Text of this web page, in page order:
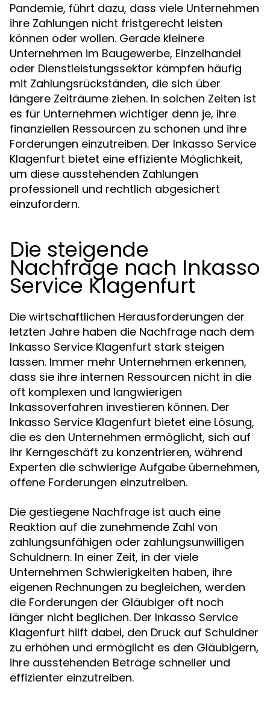
Pandemie, führt dazu, dass viele Unternehmen
ihre Zahlungen nicht fristgerecht leisten
können oder wollen. Gerade kleinere
Unternehmen im Baugewerbe, Einzelhandel
oder Dienstleistungssektor kämpfen häufig
mit Zahlungsrückständen, die sich über
längere Zeiträume ziehen. In solchen Zeiten ist
es für Unternehmen wichtiger denn je, ihre
finanziellen Ressourcen zu schonen und ihre
Forderungen einzutreiben. Der Inkasso Service
Klagenfurt bietet eine effiziente Möglichkeit,
um diese ausstehenden Zahlungen
professionell und rechtlich abgesichert
einzufordern.
Die steigende
Nachfrage nach Inkasso
Service Klagenfurt
Die wirtschaftlichen Herausforderungen der
letzten Jahre haben die Nachfrage nach dem
Inkasso Service Klagenfurt stark steigen
lassen. Immer mehr Unternehmen erkennen,
dass sie ihre internen Ressourcen nicht in die
oft komplexen und langwierigen
Inkassoverfahren investieren können. Der
Inkasso Service Klagenfurt bietet eine Lösung,
die es den Unternehmen ermöglicht, sich auf
ihr Kerngeschäft zu konzentrieren, während
Experten die schwierige Aufgabe übernehmen,
offene Forderungen einzutreiben.
Die gestiegene Nachfrage ist auch eine
Reaktion auf die zunehmende Zahl von
zahlungsunfähigen oder zahlungsunwilligen
Schuldnern. In einer Zeit, in der viele
Unternehmen Schwierigkeiten haben, ihre
eigenen Rechnungen zu begleichen, werden
die Forderungen der Gläubiger oft noch
länger nicht beglichen. Der Inkasso Service
Klagenfurt hilft dabei, den Druck auf Schuldner
zu erhöhen und ermöglicht es den Gläubigern,
ihre ausstehenden Beträge schneller und
effizienter einzutreiben.